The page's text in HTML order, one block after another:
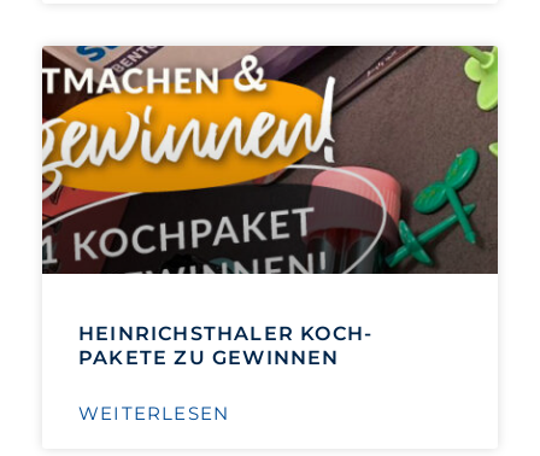
HEINRICHSTHALER KOCH-
PAKETE ZU GEWINNEN
WEITERLESEN